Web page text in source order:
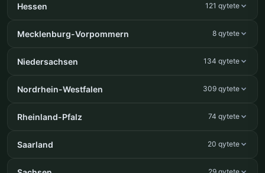
Hessen 121 qytete
Mecklenburg-Vorpommern 8 qytete
Niedersachsen 134 qytete
Nordrhein-Westfalen 309 qytete
Rheinland-Pfalz 74 qytete
Saarland 20 qytete